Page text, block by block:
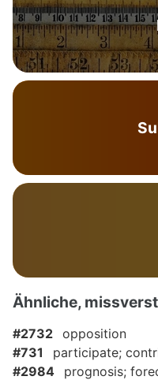
Ähnliche,
#2732 opposition
#731
participate;
#2984
prognosis;